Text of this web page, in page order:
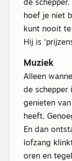
de
hoef je niet
kunt nooit
Hij is
Muziek
Alleen
de schepper
genieten
heeft.
En dan
lofzang
oren en